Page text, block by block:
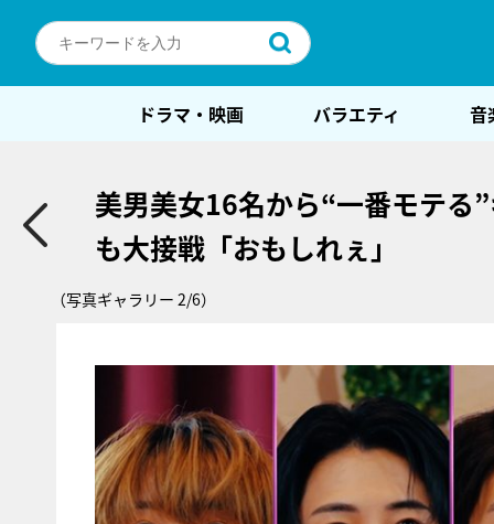
ドラマ・映画 バラエティ 音
美男美女16名から“一番モテる
も大接戦「おもしれぇ」
（写真ギャラリー 2/6）